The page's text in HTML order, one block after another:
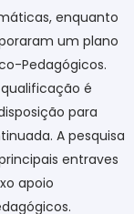
enquanto
um plano
Pedagógicos.
é
para
A pesquisa
entraves
apoio